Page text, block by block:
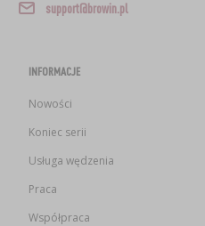
support@browin.pl
INFORMACJE
Nowości
Koniec serii
Usługa wędzenia
Praca
Współpraca